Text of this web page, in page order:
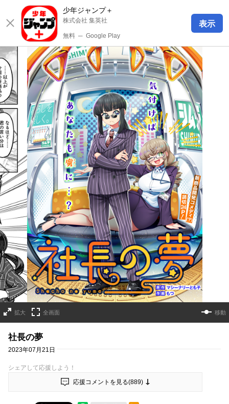
少年ジャンプ＋
株式会社 集英社
無料 ─ Google Play
表示
拡大 全画面 移動
社長の夢
2023年07月21日
シェアして応援しよう！
応援コメントを見る(889)
RSSフィード